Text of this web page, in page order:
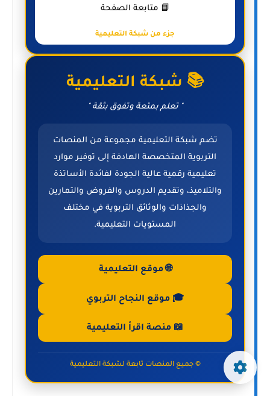
📘 متابعة الصفحة
جزء من شبكة التعليمية
📚 شبكة التعليمية
" تعلم بمتعة وتفوق بثقة "
تضم شبكة التعليمية مجموعة من المنصات
التربوية المتخصصة الهادفة إلى توفير موارد
تعليمية رقمية عالية الجودة لفائدة الأساتذة
والتلاميذ، وتقديم الدروس والفروض والتمارين
والجذاذات والوثائق التربوية في مختلف
المستويات التعليمية.
🌐 موقع التعليمية
🎓 موقع النجاح التربوي
📖 منصة اقرأ التعليمية
© جميع المنصات تابعة لشبكة التعليمية